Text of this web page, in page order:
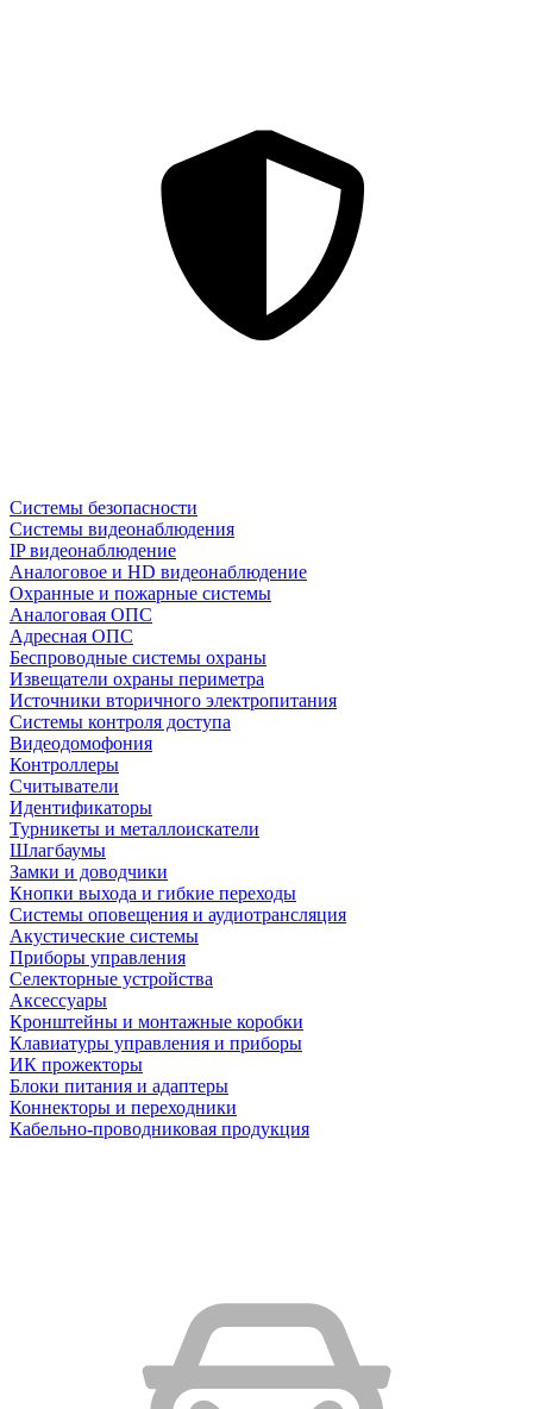
Системы безопасности
Системы видеонаблюдения
IP видеонаблюдение
Аналоговое и HD видеонаблюдение
Охранные и пожарные системы
Аналоговая ОПС
Адресная ОПС
Беспроводные системы охраны
Извещатели охраны периметра
Источники вторичного электропитания
Системы контроля доступа
Видеодомофония
Контроллеры
Считыватели
Идентификаторы
Турникеты и металлоискатели
Шлагбаумы
Замки и доводчики
Кнопки выхода и гибкие переходы
Системы оповещения и аудиотрансляция
Акустические системы
Приборы управления
Селекторные устройства
Аксессуары
Кронштейны и монтажные коробки
Клавиатуры управления и приборы
ИК прожекторы
Блоки питания и адаптеры
Коннекторы и переходники
Кабельно-проводниковая продукция